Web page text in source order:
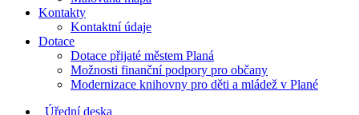
Kontakty
Kontaktní údaje
Dotace
Dotace přijaté městem Planá
Možnosti finanční podpory pro občany
Modernizace knihovny pro děti a mládež v Plané
Úřední deska